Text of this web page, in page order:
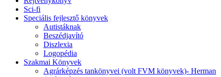
Sci-fi
Speciális fejlesztő könyvek
Autistáknak
Beszédjavító
Diszlexia
Logopédia
Szakmai Könyvek
Agrárképzés tankönyvei (volt FVM könyvek)- Herman